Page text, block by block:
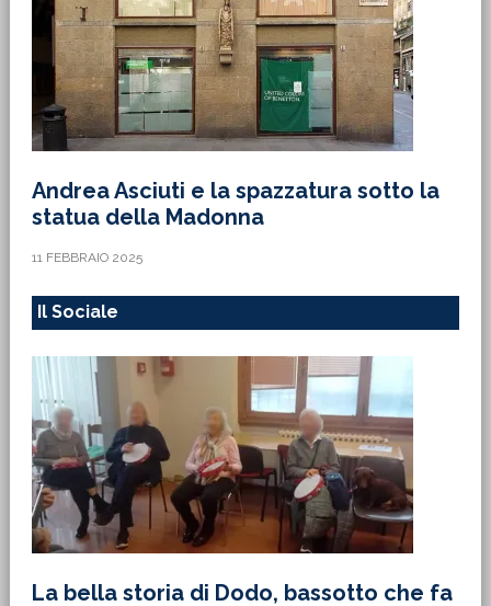
Andrea Asciuti e la spazzatura sotto la
statua della Madonna
11 FEBBRAIO 2025
Il Sociale
La bella storia di Dodo, bassotto che fa